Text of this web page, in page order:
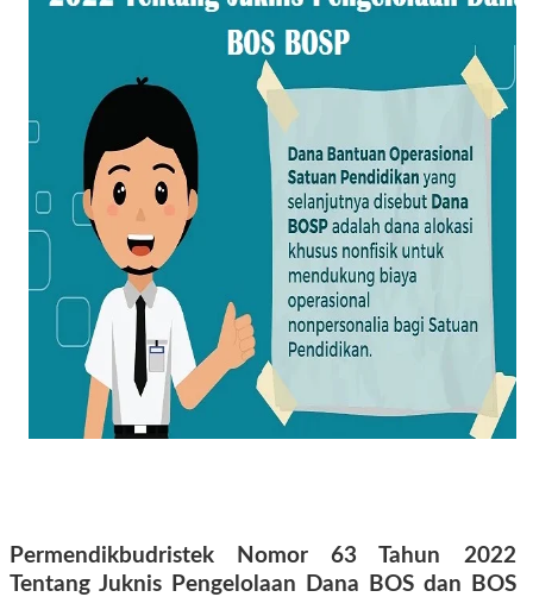
Permendikbudristek Nomor 63 Tahun 2022
Tentang Juknis Pengelolaan Dana BOS dan BOS